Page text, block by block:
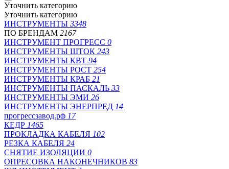
Уточнить категорию
Уточнить категорию
ИНСТРУМЕНТЫ 3348
ПО БРЕНДАМ 2167
ИНСТРУМЕНТ ПРОГРЕСС 0
ИНСТРУМЕНТЫ ШТОК 243
ИНСТРУМЕНТЫ КВТ 94
ИНСТРУМЕНТЫ РОСТ 254
ИНСТРУМЕНТЫ КРАБ 21
ИНСТРУМЕНТЫ ПАСКАЛЬ 33
ИНСТРУМЕНТЫ ЭМИ 26
ИНСТРУМЕНТЫ ЭНЕРПРЕД 14
прогрессзавод.рф 17
КЕДР 1465
ПРОКЛАДКА КАБЕЛЯ 102
РЕЗКА КАБЕЛЯ 24
СНЯТИЕ ИЗОЛЯЦИИ 0
ОПРЕСОВКА НАКОНЕЧНИКОВ 83